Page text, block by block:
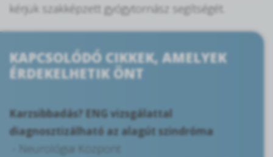
kérjük szakképzett gyógytornász segítségét.
KAPCSOLÓDÓ CIKKEK, AMELYEK
ÉRDEKELHETIK ÖNT
Karzsibbadás? ENG vizsgálattal
diagnosztizálható az alagút szindróma
- Neurológiai Központ